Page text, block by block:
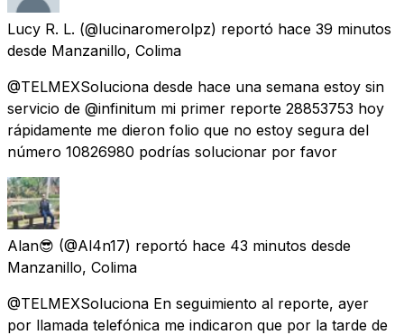
Lucy R. L. (@lucinaromerolpz) reportó hace 39 minutos
desde Manzanillo, Colima
@TELMEXSoluciona desde hace una semana estoy sin
servicio de @infinitum mi primer reporte 28853753 hoy
rápidamente me dieron folio que no estoy segura del
número 10826980 podrías solucionar por favor
Alan😎 (@Al4n17) reportó hace 43 minutos desde
Manzanillo, Colima
@TELMEXSoluciona En seguimiento al reporte, ayer
por llamada telefónica me indicaron que por la tarde de